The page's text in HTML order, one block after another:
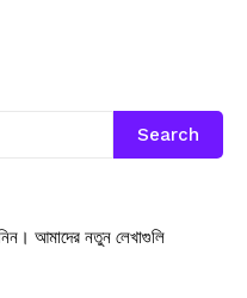
Search
আমাদের নতুন লেখাগুলি